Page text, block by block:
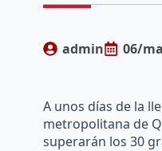
admin 06/
A unos días de la
metropolitana de
superarán los 30